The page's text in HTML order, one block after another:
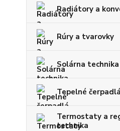
Radiátory a
Rúry a tvarovky
Solárna technika
Tepelné čerpadlá
Termostaty a
technika